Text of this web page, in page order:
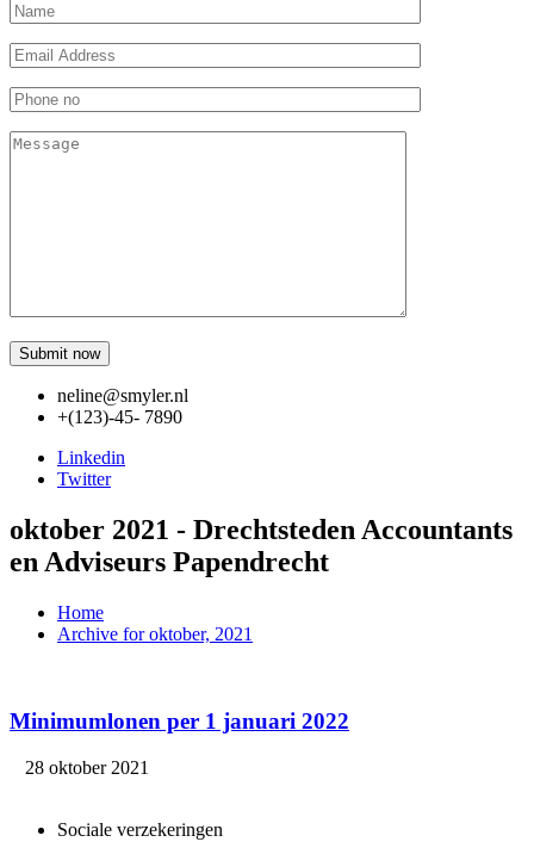
neline@smyler.nl
+(123)-45- 7890
Linkedin
Twitter
oktober 2021 - Drechtsteden Accountants
en Adviseurs Papendrecht
Home
Archive for oktober, 2021
Minimumlonen per 1 januari 2022
28 oktober 2021
Sociale verzekeringen